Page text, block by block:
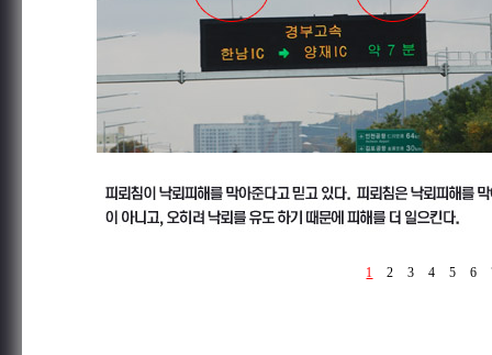
1 2 3 4 5 6